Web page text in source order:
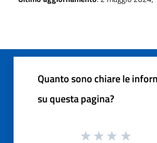
Quanto sono chiare le
su questa pagina?